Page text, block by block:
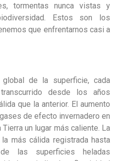
tormentas nunca vistas y
Estos son los
que enfrentarnos casi a
global de la superficie, cada
desde los años
que la anterior. El aumento
de efecto invernadero en
un lugar más caliente. La
más cálida registrada hasta
las superficies heladas